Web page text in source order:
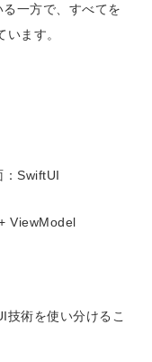
一方で、すべてを
ます。
：SwiftUI
ViewModel
技術を使い分ける こ